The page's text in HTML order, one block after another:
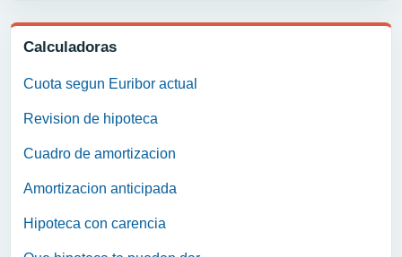
Calculadoras
Cuota segun Euribor actual
Revision de hipoteca
Cuadro de amortizacion
Amortizacion anticipada
Hipoteca con carencia